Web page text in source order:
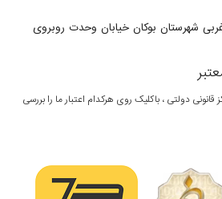
شهرستان بوکان خیابان وحدت روبروی
قانونی دولتی ، باکلیک روی هرکدام اعتبار ما را بررسی